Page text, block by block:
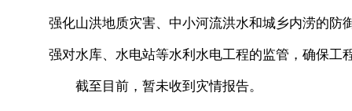
强化山洪地质灾害、中小河流洪水和城乡内涝的
强对水库、水电站等水利水电工程的监管，确保工
截至目前，暂未收到灾情报告。